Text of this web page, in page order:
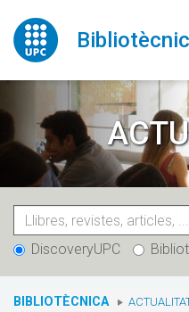
contingut
DiscoveryUPC
You
BIBLIOTÈCNICA